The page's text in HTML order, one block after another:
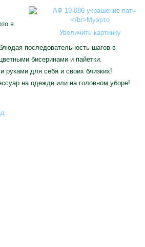
Увеличить картинку
в
последовательность шагов в
бисеринами и пайетки.
руками для себя и своих близких!
на одежде или на головном уборе!